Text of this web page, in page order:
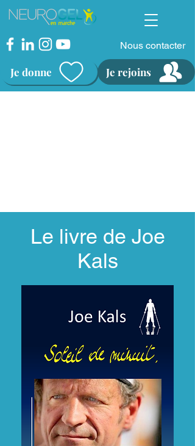
Nous contacter
Je donne Je rejoins
Le livre de Joe
Kals